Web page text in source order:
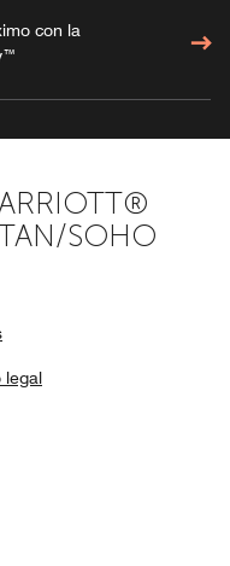
con la
SOHO
legal